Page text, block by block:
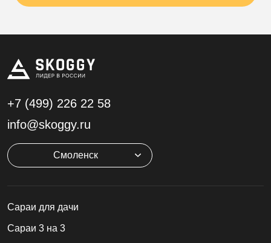
+7 (499) 226 22 58
info@skoggy.ru
Смоленск
Cараи для дачи
Сараи 3 на 3